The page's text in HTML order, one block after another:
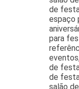
de
espaço
para
de
de
salão